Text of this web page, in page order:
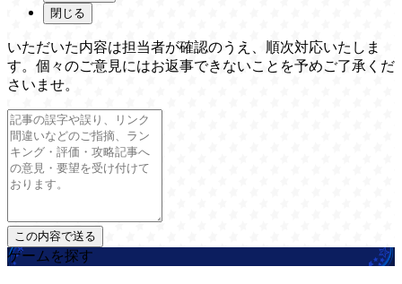
閉じる
いただいた内容は担当者が確認のうえ、順次対応いたしま
す。個々のご意見にはお返事できないことを予めご了承くだ
さいませ。
ゲームを探す